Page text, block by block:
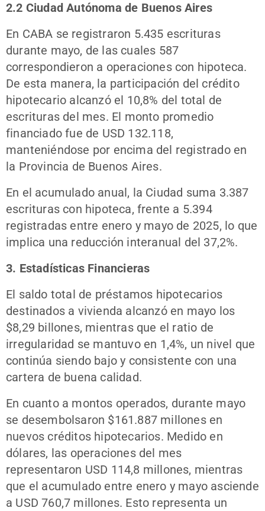
2.2 Ciudad Autónoma de Buenos Aires
En CABA se registraron 5.435 escrituras
durante mayo, de las cuales 587
correspondieron a operaciones con hipoteca.
De esta manera, la participación del crédito
hipotecario alcanzó el 10,8% del total de
escrituras del mes. El monto promedio
financiado fue de USD 132.118,
manteniéndose por encima del registrado en
la Provincia de Buenos Aires.
En el acumulado anual, la Ciudad suma 3.387
escrituras con hipoteca, frente a 5.394
registradas entre enero y mayo de 2025, lo que
implica una reducción interanual del 37,2%.
3. Estadísticas Financieras
El saldo total de préstamos hipotecarios
destinados a vivienda alcanzó en mayo los
$8,29 billones, mientras que el ratio de
irregularidad se mantuvo en 1,4%, un nivel que
continúa siendo bajo y consistente con una
cartera de buena calidad.
En cuanto a montos operados, durante mayo
se desembolsaron $161.887 millones en
nuevos créditos hipotecarios. Medido en
dólares, las operaciones del mes
representaron USD 114,8 millones, mientras
que el acumulado entre enero y mayo asciende
a USD 760,7 millones. Esto representa un